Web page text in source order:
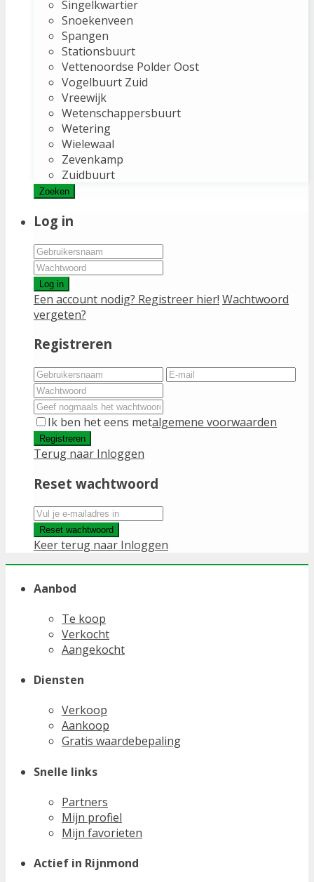
Singelkwartier
Snoekenveen
Spangen
Stationsbuurt
Vettenoordse Polder Oost
Vogelbuurt Zuid
Vreewijk
Wetenschappersbuurt
Wetering
Wielewaal
Zevenkamp
Zuidbuurt
Zoeken
Log in
Log in
Een account nodig? Registreer hier! Wachtwoord
vergeten?
Registreren
Ik ben het eens metalgemene voorwaarden
Registreren
Terug naar Inloggen
Reset wachtwoord
Reset wachtwoord
Keer terug naar Inloggen
Aanbod
Te koop
Verkocht
Aangekocht
Diensten
Verkoop
Aankoop
Gratis waardebepaling
Snelle links
Partners
Mijn profiel
Mijn favorieten
Actief in Rijnmond